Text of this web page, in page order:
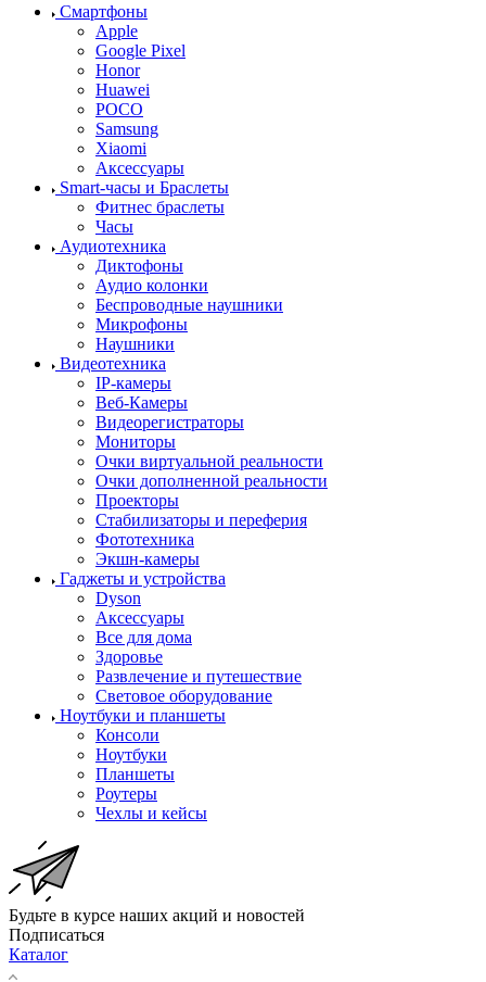
Смартфоны
Apple
Google Pixel
Honor
Huawei
POCO
Samsung
Xiaomi
Аксессуары
Smart-часы и Браслеты
Фитнес браслеты
Часы
Аудиотехника
Диктофоны
Аудио колонки
Беспроводные наушники
Микрофоны
Наушники
Видеотехника
IP-камеры
Веб-Камеры
Видеорегистраторы
Мониторы
Очки виртуальной реальности
Очки дополненной реальности
Проекторы
Стабилизаторы и переферия
Фототехника
Экшн-камеры
Гаджеты и устройства
Dyson
Аксессуары
Все для дома
Здоровье
Развлечение и путешествие
Световое оборудование
Ноутбуки и планшеты
Консоли
Ноутбуки
Планшеты
Роутеры
Чехлы и кейсы
Будьте в курсе наших акций и новостей
Подписаться
Каталог